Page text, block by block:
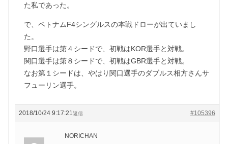
た私であった。
で、ベトナムF4シングルスの本戦ドローが出ていまし
た。
野口選手は第４シードで、初戦はKOR選手と対戦。
関口選手は第８シードで、初戦はGBR選手と対戦。
なお第１シードは、やはり関口選手のダブルス相方さんサ
フューリン選手。
2018/10/24 9:17:21 #105396
返信
NORICHAN